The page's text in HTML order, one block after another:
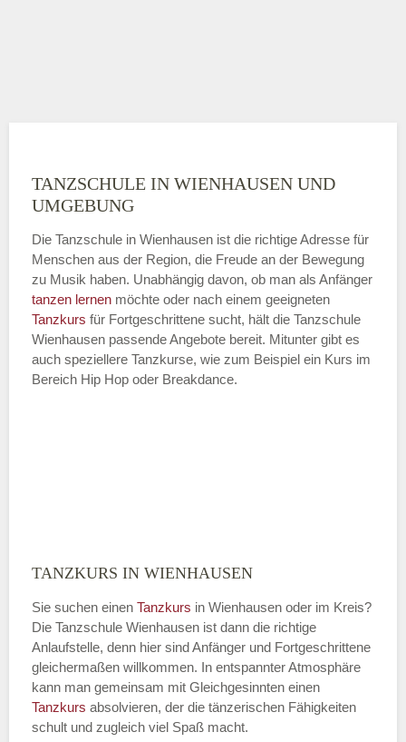
TANZSCHULE IN WIENHAUSEN UND
UMGEBUNG
Die Tanzschule in Wienhausen ist die richtige Adresse für
Menschen aus der Region, die Freude an der Bewegung
zu Musik haben. Unabhängig davon, ob man als Anfänger
tanzen lernen möchte oder nach einem geeigneten
Tanzkurs für Fortgeschrittene sucht, hält die Tanzschule
Wienhausen passende Angebote bereit. Mitunter gibt es
auch speziellere Tanzkurse, wie zum Beispiel ein Kurs im
Bereich Hip Hop oder Breakdance.
TANZKURS IN WIENHAUSEN
Sie suchen einen Tanzkurs in Wienhausen oder im Kreis?
Die Tanzschule Wienhausen ist dann die richtige
Anlaufstelle, denn hier sind Anfänger und Fortgeschrittene
gleichermaßen willkommen. In entspannter Atmosphäre
kann man gemeinsam mit Gleichgesinnten einen
Tanzkurs absolvieren, der die tänzerischen Fähigkeiten
schult und zugleich viel Spaß macht.